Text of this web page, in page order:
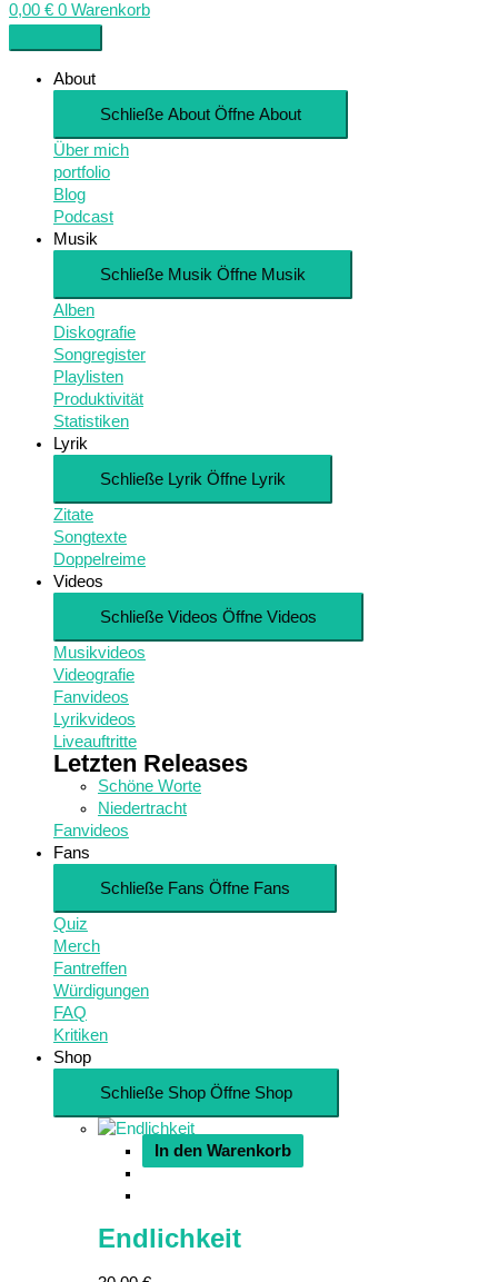
0,00 € 0 Warenkorb
About
Schließe About Öffne About
Über mich
portfolio
Blog
Podcast
Musik
Schließe Musik Öffne Musik
Alben
Diskografie
Songregister
Playlisten
Produktivität
Statistiken
Lyrik
Schließe Lyrik Öffne Lyrik
Zitate
Songtexte
Doppelreime
Videos
Schließe Videos Öffne Videos
Musikvideos
Videografie
Fanvideos
Lyrikvideos
Liveauftritte
Letzten Releases
Schöne Worte
Niedertracht
Fanvideos
Fans
Schließe Fans Öffne Fans
Quiz
Merch
Fantreffen
Würdigungen
FAQ
Kritiken
Shop
Schließe Shop Öffne Shop
In den Warenkorb
Endlichkeit